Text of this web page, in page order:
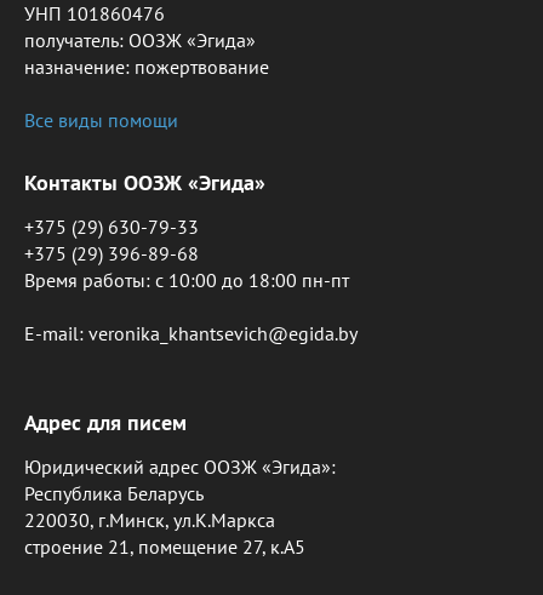
УНП 101860476
получатель: ООЗЖ «Эгида»
назначение: пожертвование
Все виды помощи
Контакты ООЗЖ «Эгида»
+375 (29) 630-79-33
+375 (29) 396-89-68
Время работы: c 10:00 до 18:00 пн-пт
E-mail: veronika_khantsevich@egida.by
Адрес для писем
Юридический адрес ООЗЖ «Эгида»:
Республика Беларусь
220030, г.Минск, ул.К.Маркса
строение 21, помещение 27, к.А5